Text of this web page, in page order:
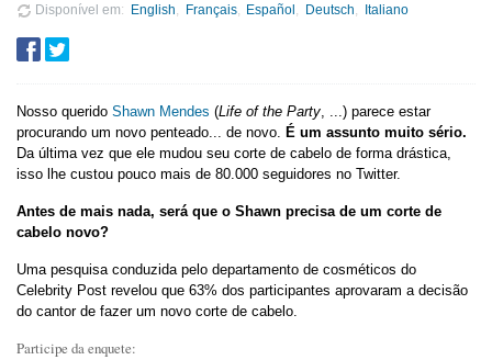
Disponível em
English Français Español Deutsch Italiano
Nosso querido Shawn Mendes (Life of the Party, ...) parece estar
procurando um novo penteado... de novo. É um assunto muito sério.
Da última vez que ele mudou seu corte de cabelo de forma drástica,
isso lhe custou pouco mais de 80.000 seguidores no Twitter.
Antes de mais nada, será que o Shawn precisa de um corte de
cabelo novo?
Uma pesquisa conduzida pelo departamento de cosméticos do
Celebrity Post revelou que 63% dos participantes aprovaram a decisão
do cantor de fazer um novo corte de cabelo.
Participe da enquete: